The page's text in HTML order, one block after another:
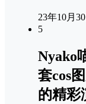
23年10月30
5
Nyako
套cos
的精彩